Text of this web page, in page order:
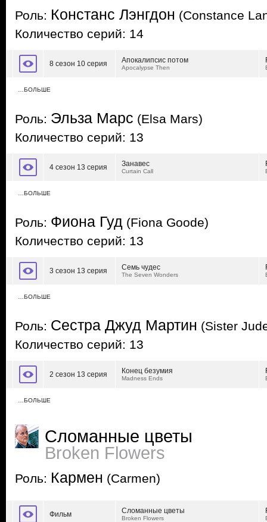
Роль: Констанс Лэнгдон (Constance
Количество серий: 14
8 сезон 10 серия Апокалипсис потом
Apocalypse Then
…БОЛЬШЕ
Роль: Эльза Марс (Elsa Mars)
Количество серий: 13
4 сезон 13 серия Занавес
Curtain Call
…БОЛЬШЕ
Роль: Фиона Гуд (Fiona Goode)
Количество серий: 13
3 сезон 13 серия Семь чудес
The Seven Wonders
…БОЛЬШЕ
Роль: Сестра Джуд Мартин (Sister
Количество серий: 13
2 сезон 13 серия Конец безумия
Madness Ends
…БОЛЬШЕ
Сломанные цветы
Broken Flowers
Роль: Кармен (Carmen)
Фильм Сломанные цветы
Broken Flowers